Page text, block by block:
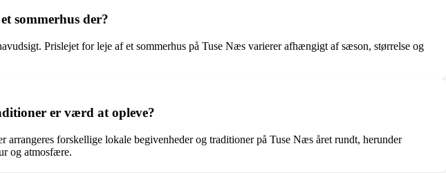
sommerhus der?
Prislejet for leje af et sommerhus på Tuse Næs varierer afhængigt af sæson, størrelse og
er værd at opleve?
forskellige lokale begivenheder og traditioner på Tuse Næs året rundt, herunder
og atmosfære.